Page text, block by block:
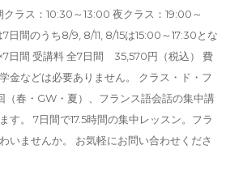
ラス：10:30～13:00 夜クラス：19:00～
間のうち8/9, 8/11, 8/15は15:00～17:30とな
日間 受講料 全7日間 35,570円（税込） 費
金などは必要ありません。 クラス・ド・フ
（春・GW・夏）、フランス語会話の集中講
す。 7日間で17.5時間の集中レッスン。フラ
いませんか。 お気軽にお問い合わせくださ